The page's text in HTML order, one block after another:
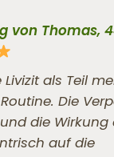
von Thomas,
Livizit als Teil
Die
die Wirkung
auf die